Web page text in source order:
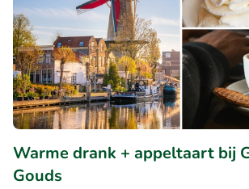
Warme drank + appeltaart bij
Gouds